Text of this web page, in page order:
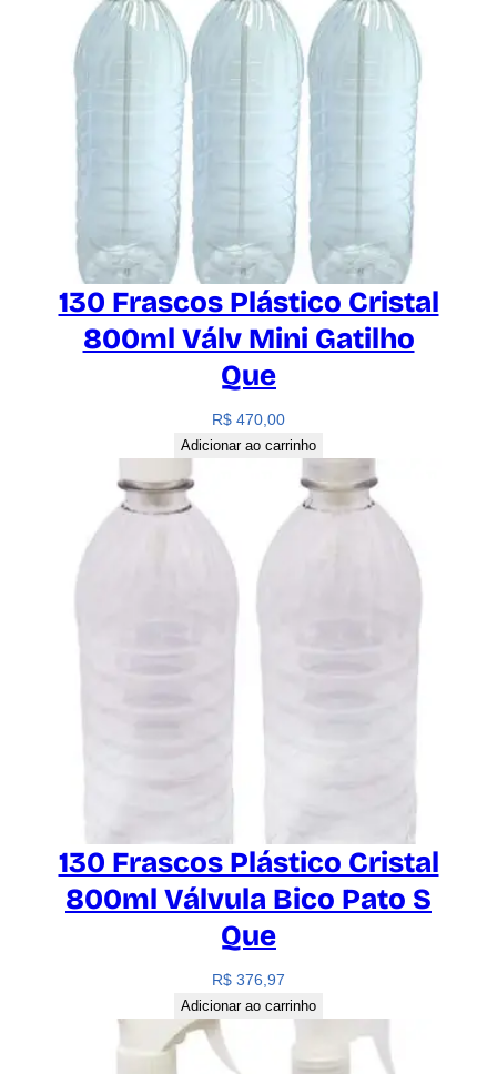
130 Frascos Plástico Cristal
800ml Válv Mini Gatilho
Que
R$ 470,00
Adicionar ao carrinho
130 Frascos Plástico Cristal
800ml Válvula Bico Pato S
Que
R$ 376,97
Adicionar ao carrinho